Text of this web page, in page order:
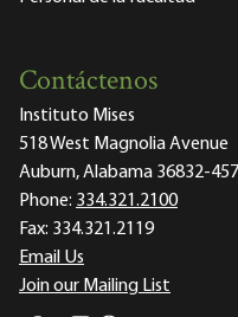
Contáctenos
Instituto Mises
518 West Magnolia Avenue
Auburn, Alabama 36832-
Phone: 334.321.2100
Fax: 334.321.2119
Email Us
Join our Mailing List